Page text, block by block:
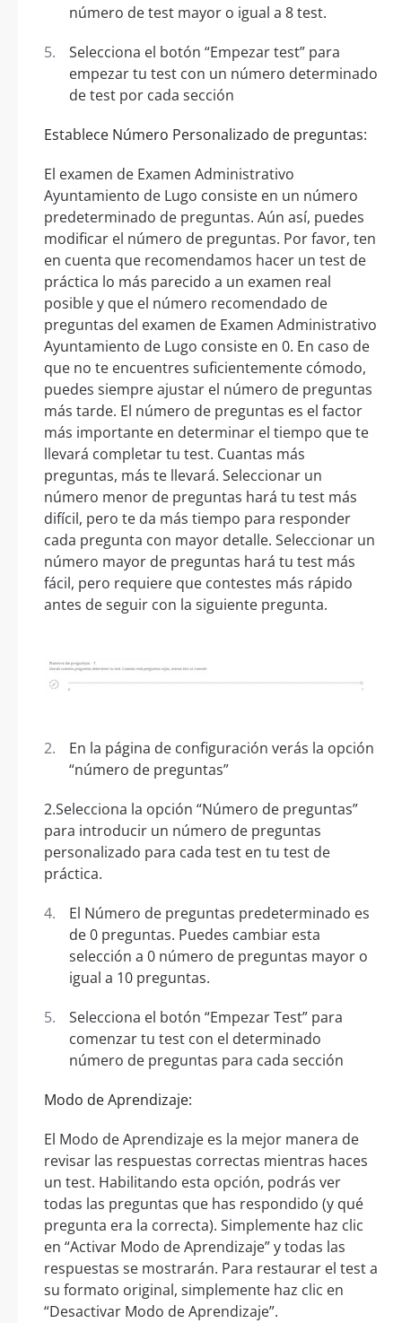
número de test mayor o igual a 8 test.
Selecciona el botón “Empezar test” para
empezar tu test con un número determinado
de test por cada sección
Establece Número Personalizado de preguntas:
El examen de Examen Administrativo
Ayuntamiento de Lugo consiste en un número
predeterminado de preguntas. Aún así, puedes
modificar el número de preguntas. Por favor, ten
en cuenta que recomendamos hacer un test de
práctica lo más parecido a un examen real
posible y que el número recomendado de
preguntas del examen de Examen Administrativo
Ayuntamiento de Lugo consiste en 0. En caso de
que no te encuentres suficientemente cómodo,
puedes siempre ajustar el número de preguntas
más tarde. El número de preguntas es el factor
más importante en determinar el tiempo que te
llevará completar tu test. Cuantas más
preguntas, más te llevará. Seleccionar un
número menor de preguntas hará tu test más
difícil, pero te da más tiempo para responder
cada pregunta con mayor detalle. Seleccionar un
número mayor de preguntas hará tu test más
fácil, pero requiere que contestes más rápido
antes de seguir con la siguiente pregunta.
En la página de configuración verás la opción
“número de preguntas”
2.Selecciona la opción “Número de preguntas”
para introducir un número de preguntas
personalizado para cada test en tu test de
práctica.
El Número de preguntas predeterminado es
de 0 preguntas. Puedes cambiar esta
selección a 0 número de preguntas mayor o
igual a 10 preguntas.
Selecciona el botón “Empezar Test” para
comenzar tu test con el determinado
número de preguntas para cada sección
Modo de Aprendizaje:
El Modo de Aprendizaje es la mejor manera de
revisar las respuestas correctas mientras haces
un test. Habilitando esta opción, podrás ver
todas las preguntas que has respondido (y qué
pregunta era la correcta). Simplemente haz clic
en “Activar Modo de Aprendizaje” y todas las
respuestas se mostrarán. Para restaurar el test a
su formato original, simplemente haz clic en
“Desactivar Modo de Aprendizaje”.